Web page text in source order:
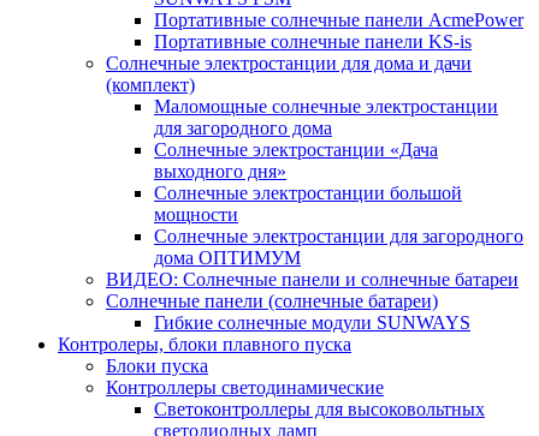
Портативные солнечные панели AcmePower
Портативные солнечные панели KS-is
Солнечные электростанции для дома и дачи
(комплект)
Маломощные солнечные электростанции
для загородного дома
Солнечные электростанции «Дача
выходного дня»
Солнечные электростанции большой
мощности
Солнечные электростанции для загородного
дома ОПТИМУМ
ВИДЕО: Солнечные панели и солнечные батареи
Солнечные панели (солнечные батареи)
Гибкие солнечные модули SUNWAYS
Контролеры, блоки плавного пуска
Блоки пуска
Контроллеры светодинамические
Светоконтроллеры для высоковольтных
светодиодных ламп